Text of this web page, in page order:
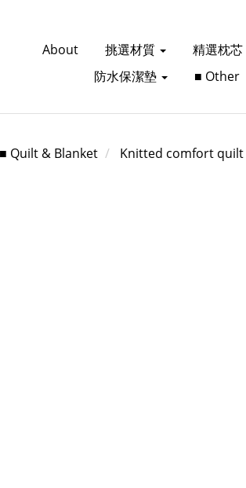
About 挑選材質 精選枕芯
防水保潔墊
■ Other
■ Quilt & Blanket Knitted comfort quilt